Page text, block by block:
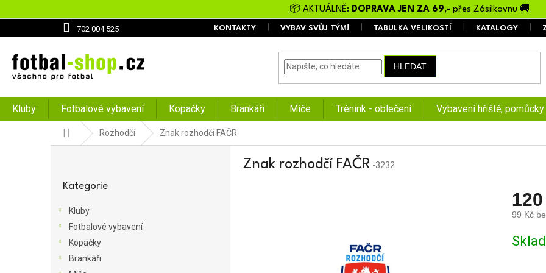
na
📦 AKTUÁLNĚ: DOPRAVA JEN ZA 69,- přes Zásilkovnu 🚚
702 004 525 KONTAKTY VYBAV SVŮJ TÝM! TABULKA VELIKOSTÍ KATALOGY
HLEDAT
Kluby Fotbalové vybavení Kopačky Brankáři Míče Trénink - oblečení Vybavení hřiště, pomůcky
Domů Rozhodčí Znak rozhodčí FAČR
kategorie
Kategorie
Kluby
Fotbalové vybavení
Kopačky
Brankáři
Znak rozhodčí FAČR -3232
99 Kč
cena: